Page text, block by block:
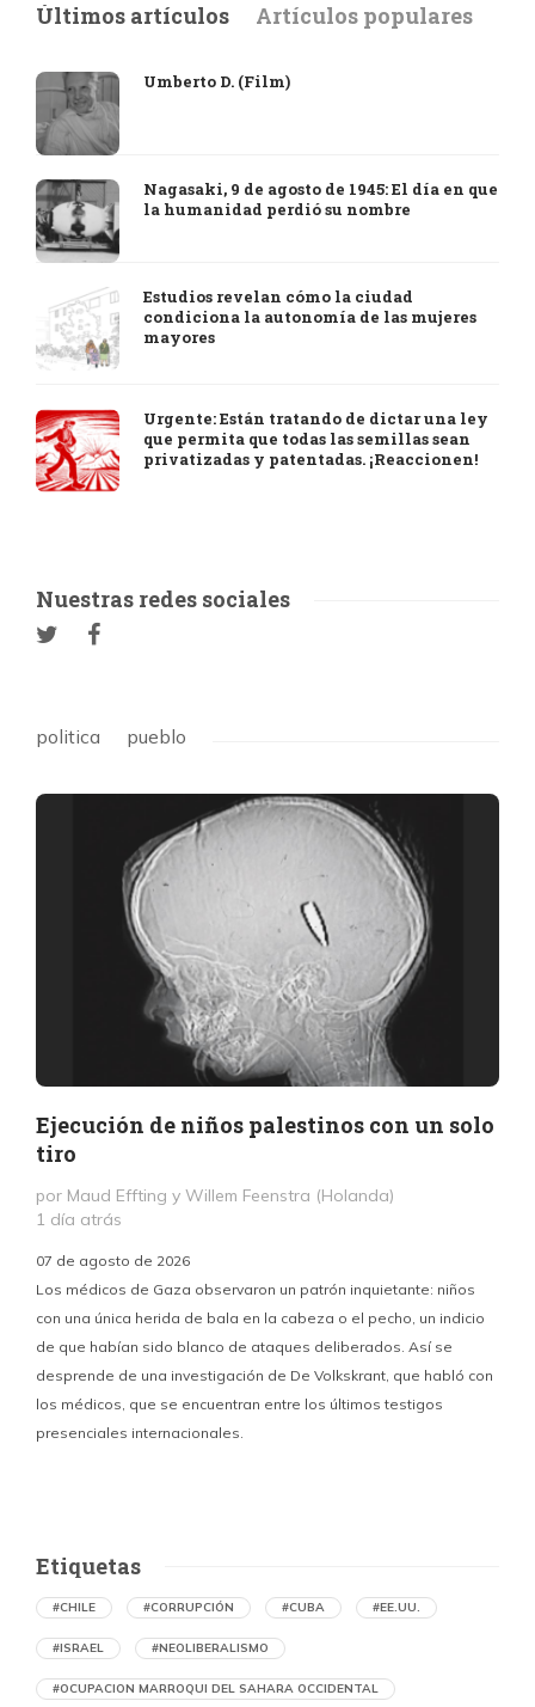
Últimos artículos Artículos populares
Umberto D. (Film)
Nagasaki, 9 de agosto de 1945: El día en que
la humanidad perdió su nombre
Estudios revelan cómo la ciudad
condiciona la autonomía de las mujeres
mayores
Urgente: Están tratando de dictar una ley
que permita que todas las semillas sean
privatizadas y patentadas. ¡Reaccionen!
Nuestras redes sociales
politica pueblo
Ejecución de niños palestinos con un solo
tiro
por Maud Effting y Willem Feenstra (Holanda)
1 día atrás
07 de agosto de 2026
Los médicos de Gaza observaron un patrón inquietante: niños
con una única herida de bala en la cabeza o el pecho, un indicio
de que habían sido blanco de ataques deliberados. Así se
desprende de una investigación de De Volkskrant, que habló con
los médicos, que se encuentran entre los últimos testigos
presenciales internacionales.
Etiquetas
#CHILE #CORRUPCIÓN #CUBA #EE.UU.
#ISRAEL #NEOLIBERALISMO
#OCUPACION MARROQUI DEL SAHARA OCCIDENTAL